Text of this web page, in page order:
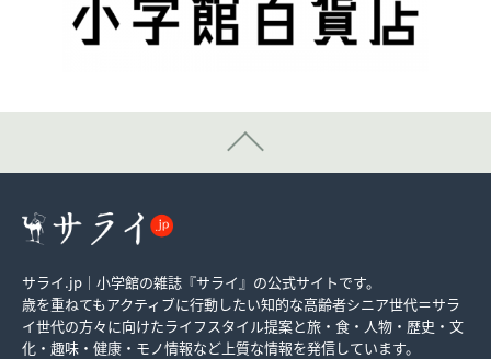
サライ.jp｜小学館の雑誌『サライ』の公式サイトです。
歳を重ねてもアクティブに行動したい知的な高齢者シニア世代＝サラ
イ世代の方々に向けたライフスタイル提案と旅・食・人物・歴史・文
化・趣味・健康・モノ情報など上質な情報を発信しています。